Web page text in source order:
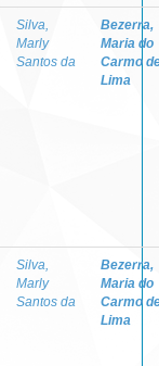
Silva,
Marly
Santos da
Bezerra,
Maria do
Carmo
Lima
Silva,
Marly
Santos da
Bezerra,
Maria do
Carmo
Lima